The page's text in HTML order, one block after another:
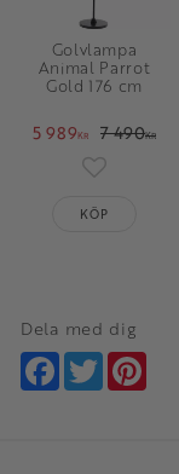
Golvlampa
Animal Parrot
Gold 176 cm
5 989KR 7 490KR
Lägg till i
KÖP
Dela med dig
Facebook
Twitter